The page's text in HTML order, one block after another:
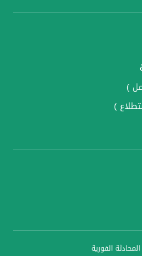
)
)
المحادثة الفورية